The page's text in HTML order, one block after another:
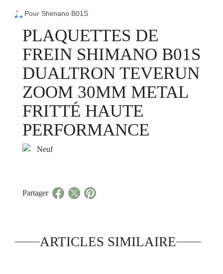
Pour Shimano B01S
PLAQUETTES DE
FREIN SHIMANO B01S
DUALTRON TEVERUN
ZOOM 30MM METAL
FRITTÉ HAUTE
PERFORMANCE
Neuf
Partager
ARTICLES SIMILAIRE